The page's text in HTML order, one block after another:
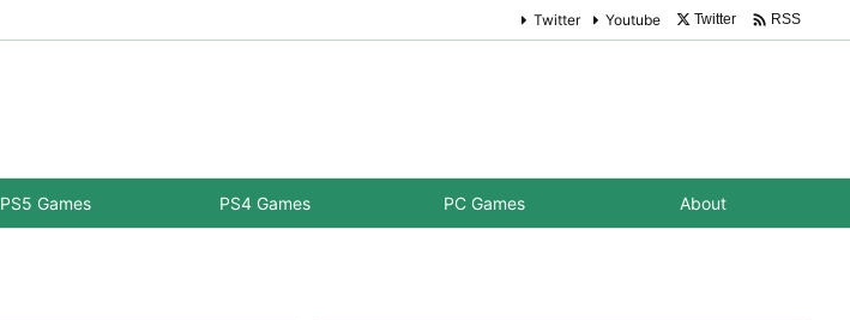
PS5 Games PS4 Games PC Games About
Twitter Youtube Twitter  RSS